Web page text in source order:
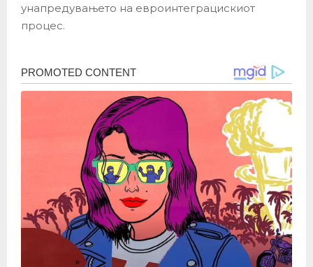
унапредувањето на евроинтеграцискиот
процес.